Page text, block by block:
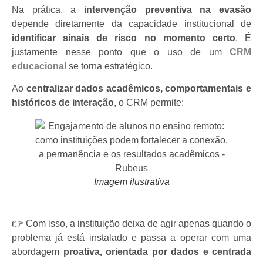
Na prática, a intervenção preventiva na evasão
depende diretamente da capacidade institucional de
identificar sinais de risco no momento certo. É
justamente nesse ponto que o uso de um CRM
educacional se torna estratégico.
Ao centralizar dados acadêmicos, comportamentais e
históricos de interação, o CRM permite:
Imagem ilustrativa
👉 Com isso, a instituição deixa de agir apenas quando o
problema já está instalado e passa a operar com uma
abordagem proativa, orientada por dados e centrada